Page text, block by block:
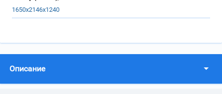
1650х2146х1240
Описание